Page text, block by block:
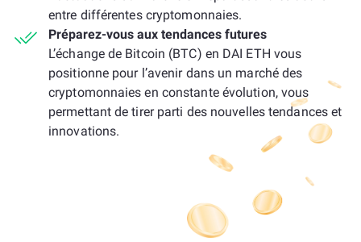
entre différentes cryptomonnaies.
Préparez-vous aux tendances futures
L’échange de Bitcoin (BTC) en DAI ETH vous
positionne pour l’avenir dans un marché des
cryptomonnaies en constante évolution, vous
permettant de tirer parti des nouvelles tendances et
innovations.